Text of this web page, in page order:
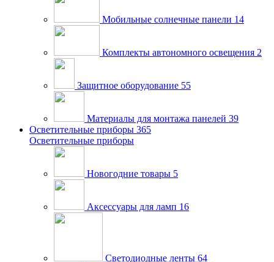
Мобильные солнечные панели 14
Комплекты автономного освещения 2
Защитное оборудование 55
Материалы для монтажа панелей 39
Осветительные приборы 365
Осветительные приборы
Новогодние товары 5
Аксессуары для ламп 16
Светодиодные ленты 64